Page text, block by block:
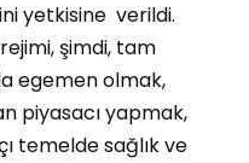
yetkisine verildi.
şimdi, tam
egemen olmak,
piyasacı yapmak,
temelde sağlık ve